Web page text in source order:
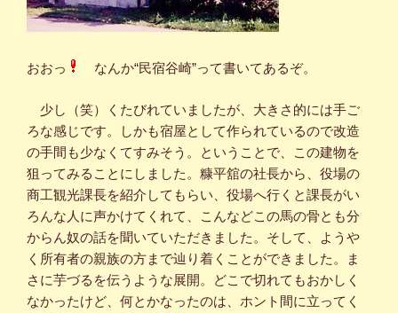
おおっ なんか“民宿谷崎”って書いてあるぞ。
少し（笑）くたびれていましたが、大きさ的には手ご
ろな感じです。しかも宿屋として作られているので改造
の手間も少なくてすみそう。ということで、この建物を
狙ってみることにしました。糠平舘の社長から、役場の
商工観光課長を紹介してもらい、役場へ行くと課長がい
ろんな人に声かけてくれて、こんなどこの馬の骨とも分
からん奴の話を聞いていただきました。そして、ようや
く所有者の親族の方まで辿り着くことができました。ま
さに芋づるを伝うような展開。どこで切れてもおかしく
なかったけど、何とかなったのは、ホント間に立ってく